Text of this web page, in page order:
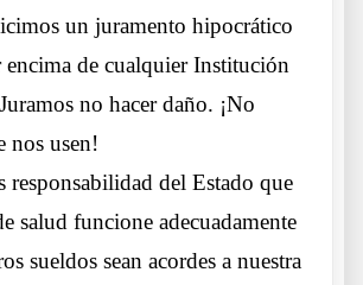
un juramento hipocrático
encima de cualquier Institución
no hacer daño. ¡No
nos usen!
responsabilidad del Estado que
salud funcione adecuadamente
sueldos sean acordes a nuestra